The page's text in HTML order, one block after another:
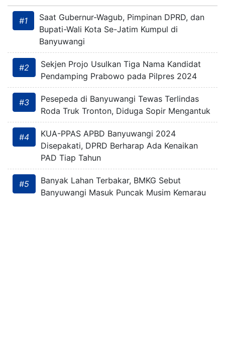
#1
Saat Gubernur-Wagub, Pimpinan DPRD, dan
Bupati-Wali Kota Se-Jatim Kumpul di
Banyuwangi
#2
Sekjen Projo Usulkan Tiga Nama Kandidat
Pendamping Prabowo pada Pilpres 2024
#3
Pesepeda di Banyuwangi Tewas Terlindas
Roda Truk Tronton, Diduga Sopir Mengantuk
#4
KUA-PPAS APBD Banyuwangi 2024
Disepakati, DPRD Berharap Ada Kenaikan
PAD Tiap Tahun
#5
Banyak Lahan Terbakar, BMKG Sebut
Banyuwangi Masuk Puncak Musim Kemarau